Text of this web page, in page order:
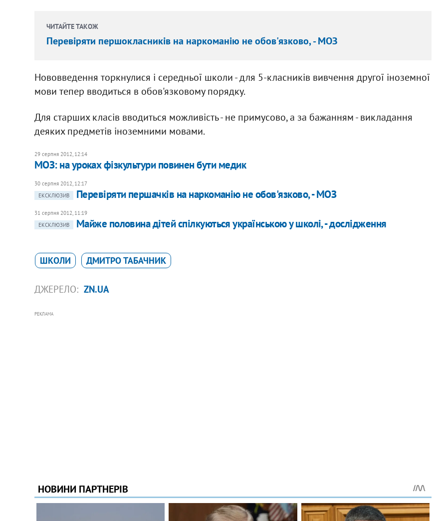
ЧИТАЙТЕ ТАКОЖ
Перевіряти першокласників на наркоманію не обов'язково, - МОЗ
Нововведення торкнулися і середньої школи - для 5-класників вивчення другої іноземної
мови тепер вводиться в обов'язковому порядку.
Для старших класів вводиться можливість - не примусово, а за бажанням - викладання
деяких предметів іноземними мовами.
29 серпня 2012, 12:14
МОЗ: на уроках фізкультури повинен бути медик
30 серпня 2012, 12:17
ЕКСКЛЮЗИВ
Перевіряти першачків на наркоманію не обов'язково, - МОЗ
31 серпня 2012, 11:19
ЕКСКЛЮЗИВ
Майже половина дітей спілкуються українською у школі, - дослідження
ШКОЛИ ДМИТРО ТАБАЧНИК
ДЖЕРЕЛО: ZN.UA
РЕКЛАМА